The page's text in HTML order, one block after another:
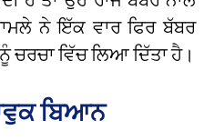
ਨੇ ਇੱਕ ਵਾਰ ਫਿਰ ਬੱਬਰ
ਚਰਚਾ ਵਿੱਚ ਲਿਆ ਦਿੱਤਾ ਹੈ।
ਬਿਆਨ